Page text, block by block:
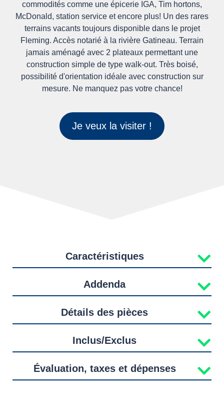
commodités comme une épicerie IGA, Tim hortons,
McDonald, station service et encore plus! Un des rares
terrains vacants toujours disponible dans le projet
Fleming. Accès notarié à la rivière Gatineau. Terrain
jamais aménagé avec 2 plateaux permettant une
construction simple de type walk-out. Très boisé,
possibilité d'orientation idéale avec construction sur
mesure. Ne manquez pas votre chance!
Je veux la visiter !
Caractéristiques
Addenda
Détails des pièces
Inclus/Exclus
Évaluation, taxes et dépenses